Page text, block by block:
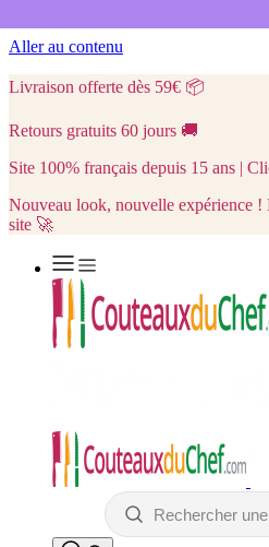
Aller au contenu
Livraison offerte dès 59€ 📦
Retours gratuits 60 jours 🚚
Site 100% français depuis 15 ans |
Nouveau look, nouvelle expérience !
site 🚀